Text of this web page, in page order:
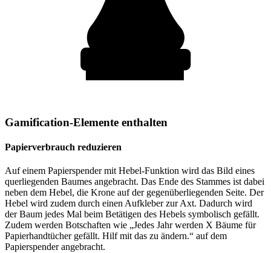
Gamification-Elemente enthalten
Papierverbrauch reduzieren
Auf einem Papierspender mit Hebel-Funktion wird das Bild eines
querliegenden Baumes angebracht. Das Ende des Stammes ist dabei
neben dem Hebel, die Krone auf der gegenüberliegenden Seite. Der
Hebel wird zudem durch einen Aufkleber zur Axt. Dadurch wird
der Baum jedes Mal beim Betätigen des Hebels symbolisch gefällt.
Zudem werden Botschaften wie „Jedes Jahr werden X Bäume für
Papierhandtücher gefällt. Hilf mit das zu ändern.“ auf dem
Papierspender angebracht.